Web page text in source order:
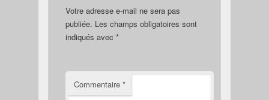
Votre adresse e-mail ne sera pas
publiée. Les champs obligatoires sont
indiqués avec *
Commentaire *